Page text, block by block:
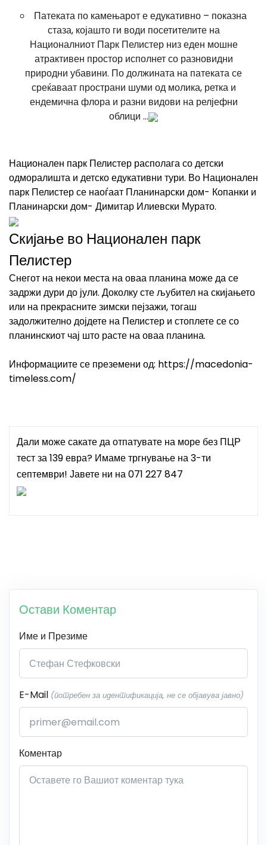
Патеката по камењарот е едукативно – показна
стаза, којашто ги води посетителите на
Националниот Парк Пелистер низ еден мошне
атрактивен простор исполнет со разновидни
природни убавини. По должината на патеката се
среќаваат пространи шуми од молика, ретка и
ендемична флора и разни видови на релјефни
облици ...
Национален парк Пелистер располага со детски
одморалишта и детско едукативни тури. Во Национален
парк Пелистер се наоѓаат Планинарски дом- Копанки и
Планинарски дом- Димитар Илиевски Мурато.
Скијање во Национален парк
Пелистер
Снегот на некои места на оваа планина може да се
задржи дури до јули. Доколку сте љубител на скијањето
или на прекрасните зимски пејзажи, тогаш
задолжително дојдете на Пелистер и стоплете се со
планинскиот чај што расте на оваа планина.
Информациите се преземени од: https://macedonia-
timeless.com/
Дали може сакате да отпатувате на море без ПЦР
тест за 139 евра? Имаме тргнување на 3-ти
септември! Јавете ни на 071 227 847
Остави Коментар
Име и Презиме
E-Mail (потребен за идентификација, не се објавува јавно)
Коментар